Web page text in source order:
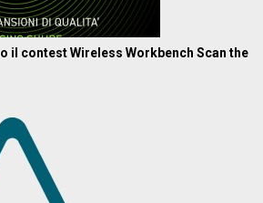
il contest Wireless Workbench Scan the